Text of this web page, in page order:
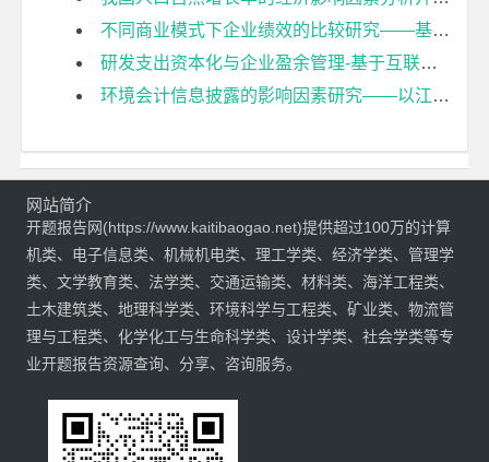
不同商业模式下企业绩效的比较研究——基于李宁体育用品有限公司的案例分析开题报告
研发支出资本化与企业盈余管理-基于互联网上市公司的研究开题报告
环境会计信息披露的影响因素研究——以江苏省重污染上市公司为例开题报告
网站简介
开题报告网(https://www.kaitibaogao.net)提供超过100万的计算
机类、电子信息类、机械机电类、理工学类、经济学类、管理学
类、文学教育类、法学类、交通运输类、材料类、海洋工程类、
土木建筑类、地理科学类、环境科学与工程类、矿业类、物流管
理与工程类、化学化工与生命科学类、设计学类、社会学类等专
业开题报告资源查询、分享、咨询服务。